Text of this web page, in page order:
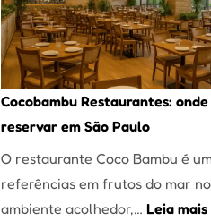
em
São
Paulo:
Um
Guia
para
a
Alta
Cocobambu Restaurantes:
reservar em São Paulo
O restaurante Coco Bambu é
referências em frutos do mar
ambiente acolhedor,… Leia mais: